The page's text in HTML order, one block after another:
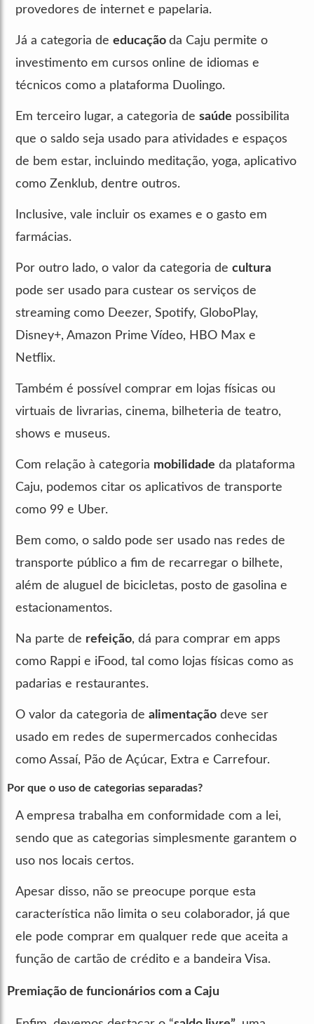
provedores de internet e papelaria.
Já a categoria de educação da Caju permite o
investimento em cursos online de idiomas e
técnicos como a plataforma Duolingo.
Em terceiro lugar, a categoria de saúde possibilita
que o saldo seja usado para atividades e espaços
de bem estar, incluindo meditação, yoga, aplicativo
como Zenklub, dentre outros.
Inclusive, vale incluir os exames e o gasto em
farmácias.
Por outro lado, o valor da categoria de cultura
pode ser usado para custear os serviços de
streaming como Deezer, Spotify, GloboPlay,
Disney+, Amazon Prime Vídeo, HBO Max e
Netflix.
Também é possível comprar em lojas físicas ou
virtuais de livrarias, cinema, bilheteria de teatro,
shows e museus.
Com relação à categoria mobilidade da plataforma
Caju, podemos citar os aplicativos de transporte
como 99 e Uber.
Bem como, o saldo pode ser usado nas redes de
transporte público a fim de recarregar o bilhete,
além de aluguel de bicicletas, posto de gasolina e
estacionamentos.
Na parte de refeição, dá para comprar em apps
como Rappi e iFood, tal como lojas físicas como as
padarias e restaurantes.
O valor da categoria de alimentação deve ser
usado em redes de supermercados conhecidas
como Assaí, Pão de Açúcar, Extra e Carrefour.
Por que o uso de categorias separadas?
A empresa trabalha em conformidade com a lei,
sendo que as categorias simplesmente garantem o
uso nos locais certos.
Apesar disso, não se preocupe porque esta
característica não limita o seu colaborador, já que
ele pode comprar em qualquer rede que aceita a
função de cartão de crédito e a bandeira Visa.
Premiação de funcionários com a Caju